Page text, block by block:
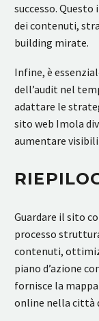
successo.
dei contenuti,
building mirate.
Infine, è
dell’audit nel
adattare le
sito web Imola
aumentare
Guardare il sito
processo
contenuti,
piano d’azione
fornisce la
online nella città